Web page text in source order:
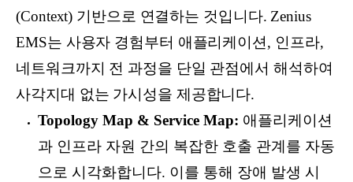
(Context) 기반으로 연결하는 것입니다. Zenius
EMS는 사용자 경험부터 애플리케이션, 인프라,
네트워크까지 전 과정을 단일 관점에서 해석하여
사각지대 없는 가시성을 제공합니다.
Topology Map & Service Map: 애플리케이션
과 인프라 자원 간의 복잡한 호출 관계를 자동
으로 시각화합니다. 이를 통해 장애 발생 시